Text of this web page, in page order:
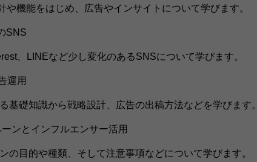
や機能をはじめ、広告やインサイトについて学びます。
SNS
、LINEなど少し変化のあるSNSについて学びます。
運用
基礎知識から戦略設計、広告の出稿方法などを学びます。
ンとインフルエンサー活用
の目的や種類、そして注意事項などについて学びます。